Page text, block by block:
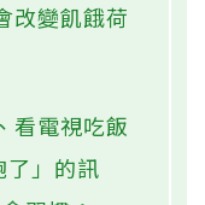
改變飢餓荷
看電視吃飯
了」的訊